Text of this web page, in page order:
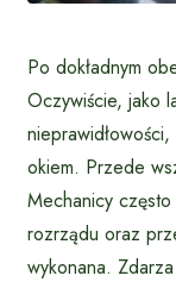
Po dokładnym
Oczywiście, jako
okiem. Przede
Mechanicy
rozrządu oraz
wykonana.